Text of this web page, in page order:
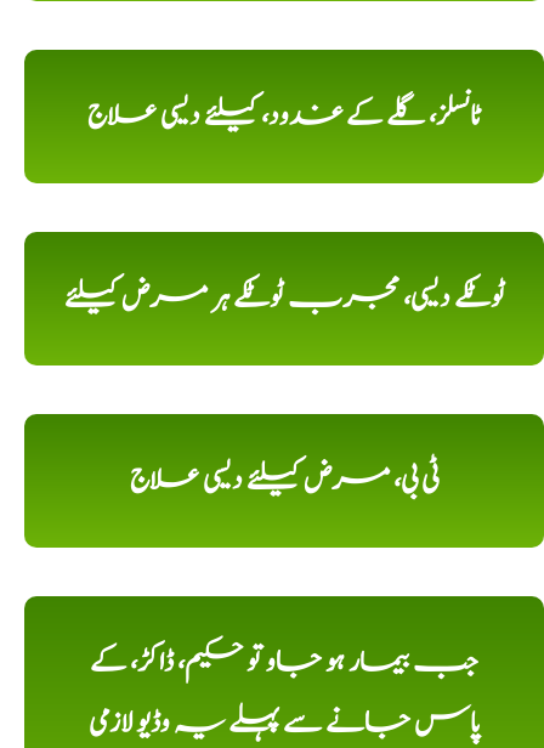
ٹانسلز، گلے کے غدود، کیلئے دیسی علاج
ٹوٹکے دیسی، مجرب ٹوٹکے ہر مرض کیلئے
ٹی بی، مرض کیلئے دیسی علاج
جب بیمار ہو جاو تو حکیم، ڈاکڑ، کے
پاس جانے سے پہلے یہ وڈیو لازمی